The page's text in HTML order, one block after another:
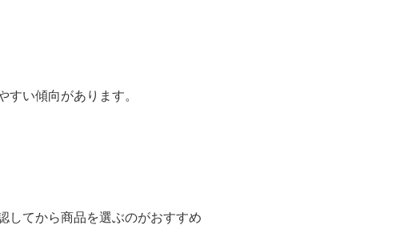
い傾向があります。
してから商品を選ぶのがおすすめ